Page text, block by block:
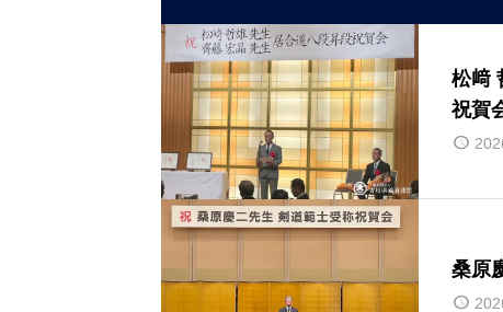
松﨑
祝賀
桑原